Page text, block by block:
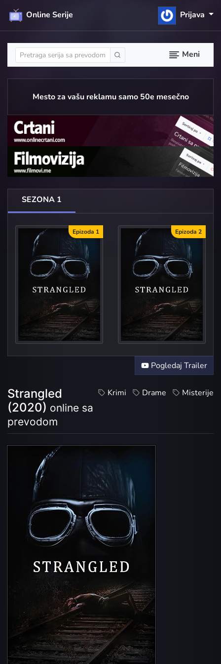
Online Serije Prijava
Meni
Mesto za vašu reklamu samo 50e mesečno
SEZONA 1
Epizoda 1
Episo
Epizoda 2
Episo
Pogledaj Trailer
Krimi Drame Misterije
Strangled
(2020) online sa
prevodom